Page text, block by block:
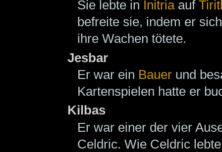
Sie lebte in Initriaauf
befreite sie, indem er
ihre Wachen tötete.
Jesbar
Er war ein Bauer und
Kartenspielen hatte er
Kilbas
Er war einer der vier
Celdric. Wie Celdric